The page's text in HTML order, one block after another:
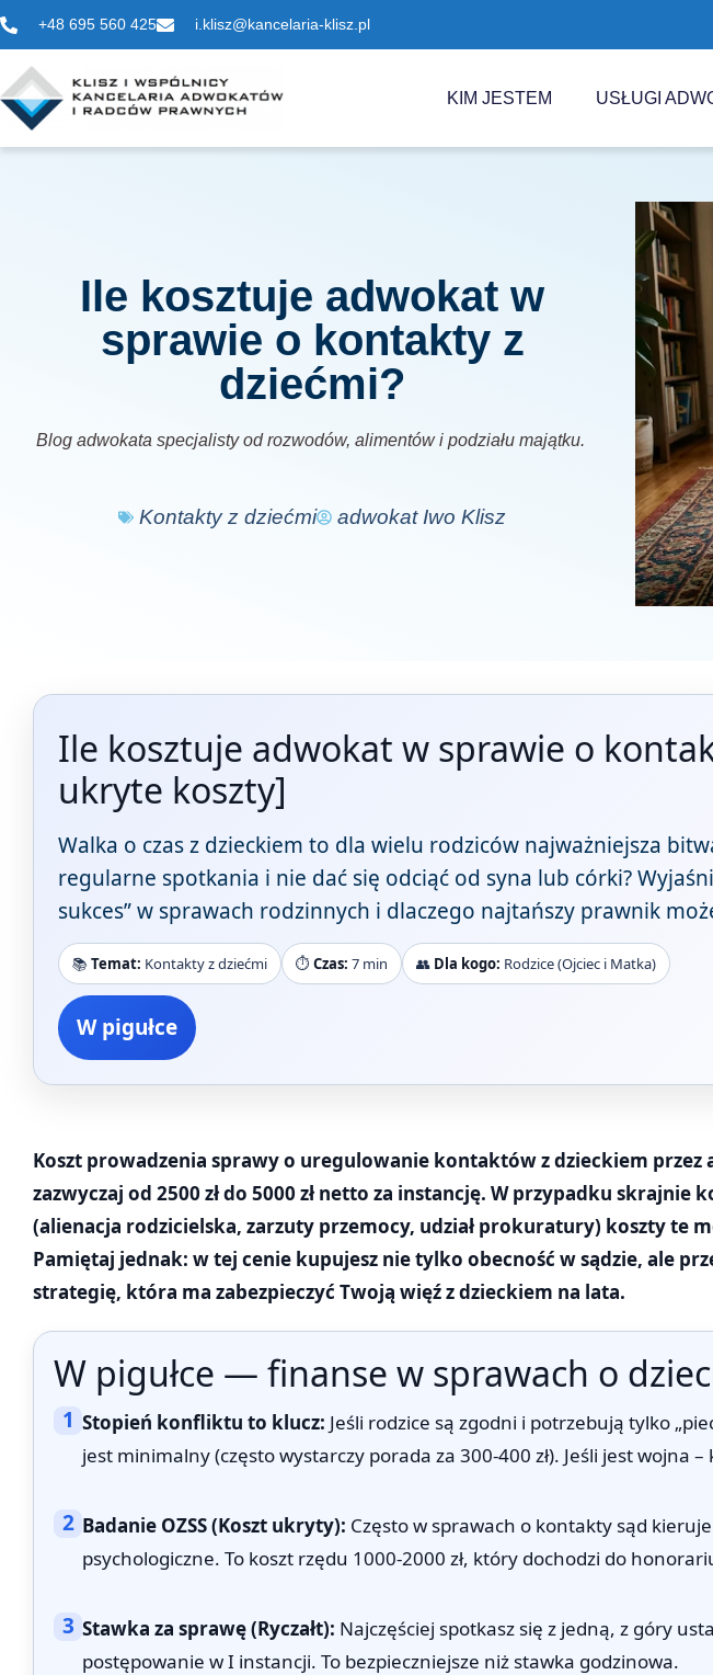
+48 695 560 425 i.klisz@kancelaria-klisz.pl
KIM JESTEM USŁUGI
Ile kosztuje adwokat w
sprawie o kontakty z
dziećmi?
Blog adwokata specjalisty od rozwodów, alimentów i podziału majątku.
Kontakty z dziećmi adwokat Iwo Klisz
Ile kosztuje adwokat w sprawie o
ukryte koszty]
Walka o czas z dzieckiem to dla wielu rodziców najważniejsza
regularne spotkania i nie dać się odciąć od syna lub córki?
sukces” w sprawach rodzinnych i dlaczego najtańszy prawnik
📚Temat: Kontakty z dziećmi ⏱️ Czas: 7 min 👥 Dla kogo: Rodzice (Ojciec i Matka)
W pigułce
Koszt prowadzenia sprawy o uregulowanie kontaktów z dzieckiem przez
zazwyczaj od 2500 zł do 5000 zł netto za instancję. W przypadku
(alienacja rodzicielska, zarzuty przemocy, udział prokuratury) koszty te
Pamiętaj jednak: w tej cenie kupujesz nie tylko obecność w sądzie, ale
strategię, która ma zabezpieczyć Twoją więź z dzieckiem na lata.
W pigułce — finanse w sprawach o
1 Stopień konfliktu to klucz: Jeśli rodzice są zgodni i potrzebują tylko
jest minimalny (często wystarczy porada za 300-400 zł). Jeśli jest wojna –
2 Badanie OZSS (Koszt ukryty): Często w sprawach o kontakty sąd
psychologiczne. To koszt rzędu 1000-2000 zł, który dochodzi do
3 Stawka za sprawę (Ryczałt): Najczęściej spotkasz się z jedną, z góry
postępowanie w I instancji. To bezpieczniejsze niż stawka godzinowa.